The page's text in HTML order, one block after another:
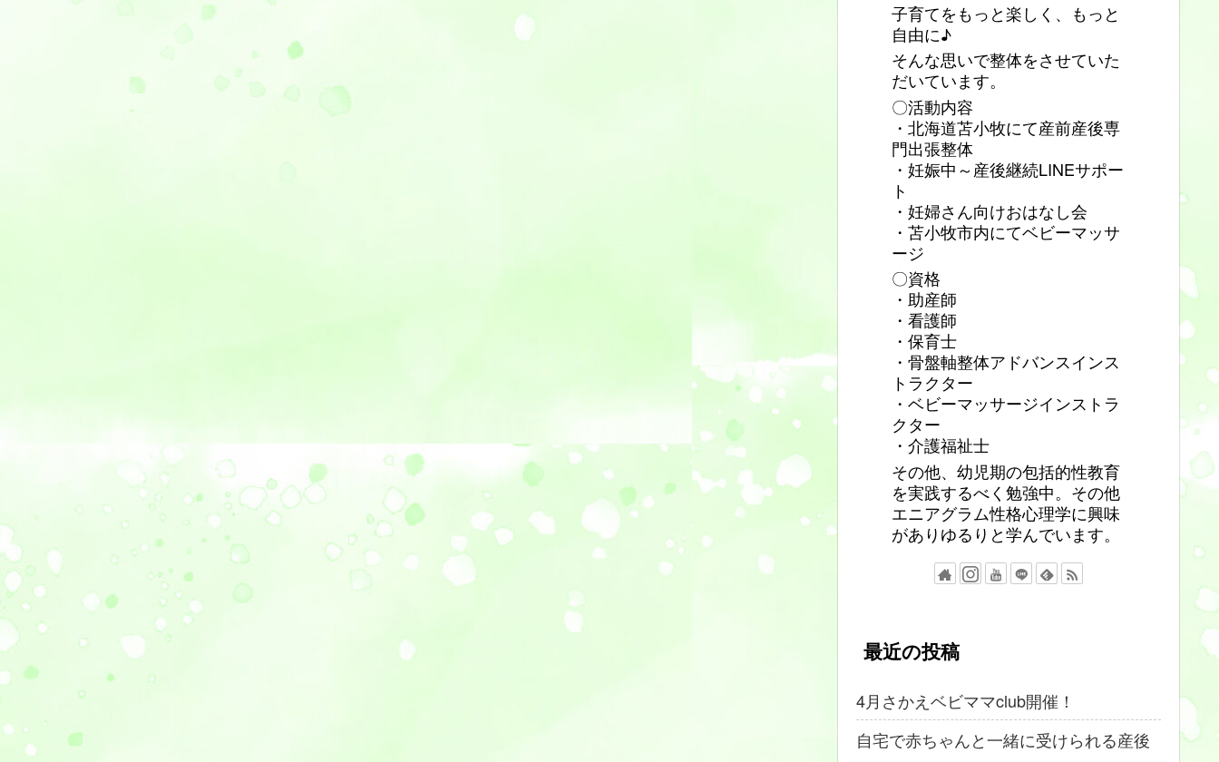
子育てをもっと楽しく、もっと
自由に♪
そんな思いで整体をさせていた
だいています。
〇活動内容
・北海道苫小牧にて産前産後専
門出張整体
・妊娠中～産後継続LINEサポー
ト
・妊婦さん向けおはなし会
・苫小牧市内にてベビーマッサ
ージ
〇資格
・助産師
・看護師
・保育士
・骨盤軸整体アドバンスインス
トラクター
・ベビーマッサージインストラ
クター
・介護福祉士
その他、幼児期の包括的性教育
を実践するべく勉強中。その他
エニアグラム性格心理学に興味
がありゆるりと学んでいます。
最近の投稿
4月さかえベビママclub開催！
自宅で赤ちゃんと一緒に受けられる産後